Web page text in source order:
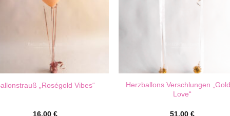
„Roségold Vibes“
16,00€
Herzballons Verschlungen
Love“
51,00 €